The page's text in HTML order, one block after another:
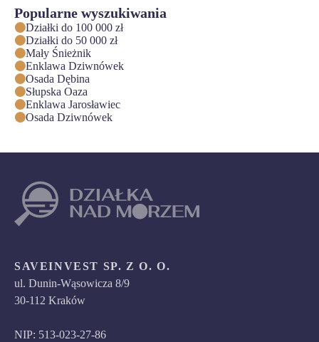
Popularne wyszukiwania
Działki do 100 000 zł
Działki do 50 000 zł
Mały Śnieżnik
Enklawa Dziwnówek
Osada Dębina
Słupska Oaza
Enklawa Jarosławiec
Osada Dziwnówek
SAVEINVEST SP. Z O. O.
ul. Dunin-Wąsowicza 8/9
30-112 Kraków
NIP: 513-023-27-86